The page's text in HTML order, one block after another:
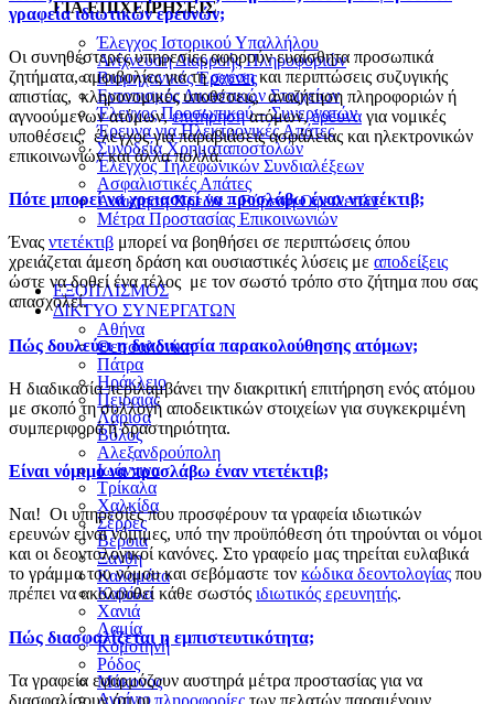
ΓΙΑ ΕΠΙΧΕΙΡΗΣΕΙΣ
Έλεγχος Ιστορικού Υπαλλήλου
Ανίχνευση Διαρροής Πληροφοριών
Βιομηχανικές Έρευνες
Εντοπισμός Δικαστικών Στοιχείων
Έλεγχος Προσωπικού – Συνεργατών
Έρευνα για Ηλεκτρονικές Απάτες
Συνοδεία Χρηματαποστολών
Έλεγχος Τηλεφωνικών Συνδιαλέξεων
Ασφαλιστικές Απάτες
Ανάκτηση Χρεών – Εύρεση Οφειλετών
Μέτρα Προστασίας Επικοινωνιών
ΕΞΟΠΛΙΣΜΟΣ
ΔΙΚΤΥΟ ΣΥΝΕΡΓΑΤΩΝ
Αθήνα
Θεσσαλονίκη
Πάτρα
Ηράκλειο
Πειραιάς
Λάρισα
Βόλος
Αλεξανδρούπολη
Ιωάννινα
Τρίκαλα
Χαλκίδα
Σέρρες
Βέροια
Ξάνθη
Καλαμάτα
Καβάλα
Χανιά
Λαμία
Κομοτηνή
Ρόδος
Μύκονος
Αγρίνιο
γραφεία ιδιωτικών ερευνών;
Οι συνηθέστερες υπηρεσίες αφορούν ευαίσθητα προσωπικά
ζητήματα, αμφιβολίες για τησχέσηκαι περιπτώσεις συζυγικής
απιστίας, κληρονομικές υποθέσεις, αναζήτηση πληροφοριών ή
αγνοούμενων ατόμων,επιτήρησηατόμων,έρευνα για νομικές
υποθέσεις, έλεγχος για παραβιάσεις ασφάλειας και ηλεκτρονικών
επικοινωνιών και άλλα πολλά.
Πότε μπορεί να χρειαστεί να προσλάβω έναν ντετέκτιβ;
Ένας ντετέκτιβ μπορεί να βοηθήσει σε περιπτώσεις όπου
χρειάζεται άμεση δράση και ουσιαστικές λύσεις με αποδείξεις
ώστε να δοθεί ένα τέλος με τον σωστό τρόπο στο ζήτημα που σας
απασχολεί.
Πώς δουλεύει η διαδικασία παρακολούθησης ατόμων;
Η διαδικασία περιλαμβάνει την διακριτική επιτήρηση ενός ατόμου
με σκοπό τη συλλογή αποδεικτικών στοιχείων για συγκεκριμένη
συμπεριφορά ή δραστηριότητα.
Είναι νόμιμο να προσλάβω έναν ντετέκτιβ;
Ναι! Οι υπηρεσίες που προσφέρουν τα γραφεία ιδιωτικών
ερευνών είναι νόμιμες, υπό την προϋπόθεση ότι τηρούνται οι νόμοι
και οι δεοντολογικοί κανόνες. Στο γραφείο μας τηρείται ευλαβικά
το γράμμα του νόμου και σεβόμαστε τον κώδικα δεοντολογίας που
πρέπει να ακολουθεί κάθε σωστός ιδιωτικός ερευνητής.
Πώς διασφαλίζεται η εμπιστευτικότητα;
Τα γραφεία εφαρμόζουν αυστηρά μέτρα προστασίας για να
διασφαλίσουν ότι οιπληροφορίες των πελατών παραμένουν